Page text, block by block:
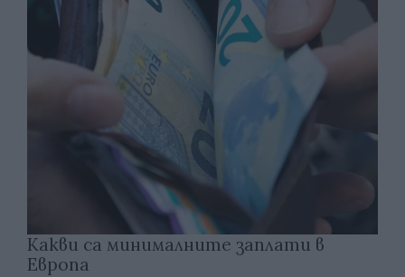
Какви са минималните заплати в
Европа